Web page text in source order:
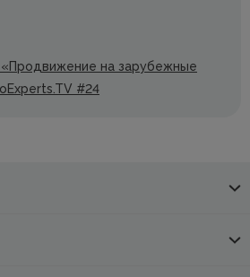
«Продвижение на зарубежные
#24